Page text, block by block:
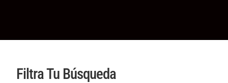
Filtra Tu Búsqueda